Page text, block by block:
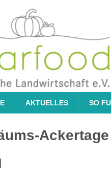
AKTUELLES SO
Ackertage